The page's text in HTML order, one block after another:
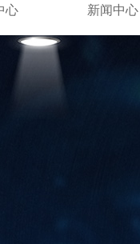
心 新闻中心